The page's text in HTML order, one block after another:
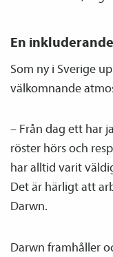
En
Som ny i Sverige
välkomnande
– Från dag ett har
röster hörs och
har alltid varit
Det är härligt att
Darwn.
Darwn framhåller